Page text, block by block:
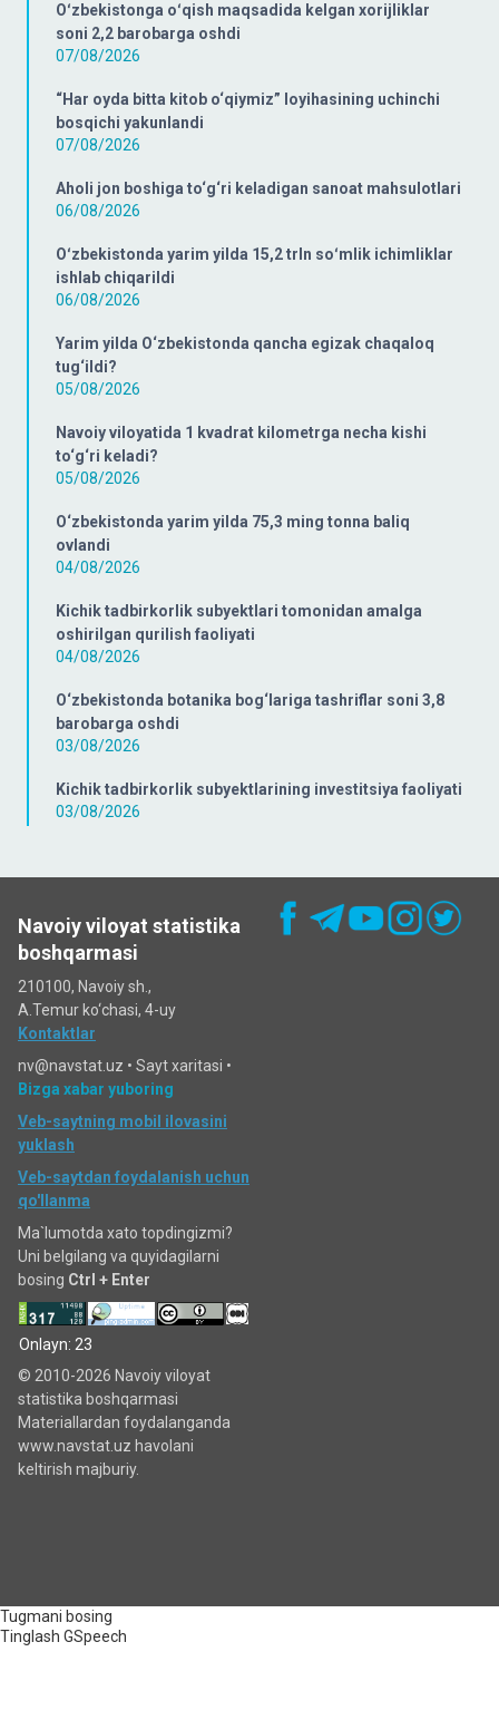
Oʻzbekistonga oʻqish maqsadida kelgan xorijliklar
soni 2,2 barobarga oshdi
07/08/2026
“Har oyda bitta kitob o‘qiymiz” loyihasining uchinchi
bosqichi yakunlandi
07/08/2026
Aholi jon boshiga to‘g‘ri keladigan sanoat mahsulotlari
06/08/2026
Oʻzbekistonda yarim yilda 15,2 trln soʻmlik ichimliklar
ishlab chiqarildi
06/08/2026
Yarim yilda O‘zbekistonda qancha egizak chaqaloq
tug‘ildi?
05/08/2026
Navoiy viloyatida 1 kvadrat kilometrga necha kishi
to‘g‘ri keladi?
05/08/2026
O‘zbekistonda yarim yilda 75,3 ming tonna baliq
ovlandi
04/08/2026
Kichik tadbirkorlik subyektlari tomonidan amalga
oshirilgan qurilish faoliyati
04/08/2026
O‘zbekistonda botanika bog‘lariga tashriflar soni 3,8
barobarga oshdi
03/08/2026
Kichik tadbirkorlik subyektlarining investitsiya faoliyati
03/08/2026
Navoiy viloyat statistika
boshqarmasi
210100, Navoiy sh.,
A.Temur ko‘chаsi, 4-uy
Kontaktlar
nv@navstat.uz • Sayt xaritasi •
Bizga xabar yuboring
Veb-saytning mobil ilovasini
yuklash
Veb-saytdan foydalanish uchun
qo'llanma
Ma`lumotda xato topdingizmi?
Uni belgilang va quyidagilarni
bosing Ctrl + Enter
Onlayn: 23
© 2010-2026 Navoiy viloyat
statistika boshqarmasi
Materiallardan foydalanganda
www.navstat.uz havolani
keltirish majburiy.
Tugmani bosing
Tinglash GSpeech